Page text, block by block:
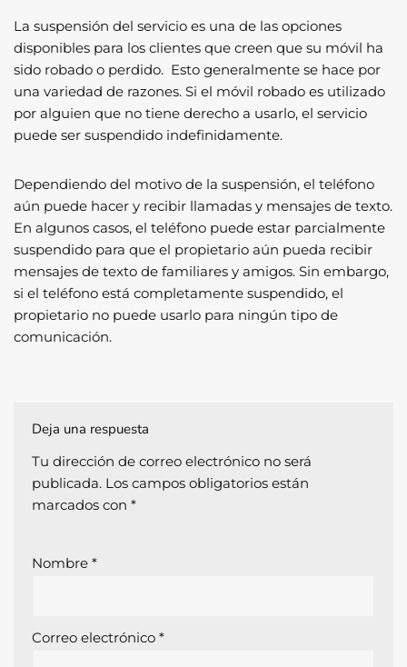
La suspensión del servicio es una de las opciones
disponibles para los clientes que creen que su móvil ha
sido robado o perdido. Esto generalmente se hace por
una variedad de razones. Si el móvil robado es utilizado
por alguien que no tiene derecho a usarlo, el servicio
puede ser suspendido indefinidamente.
Dependiendo del motivo de la suspensión, el teléfono
aún puede hacer y recibir llamadas y mensajes de texto.
En algunos casos, el teléfono puede estar parcialmente
suspendido para que el propietario aún pueda recibir
mensajes de texto de familiares y amigos. Sin embargo,
si el teléfono está completamente suspendido, el
propietario no puede usarlo para ningún tipo de
comunicación.
Deja una respuesta
Tu dirección de correo electrónico no será
publicada. Los campos obligatorios están
marcados con *
Nombre *
Correo electrónico *